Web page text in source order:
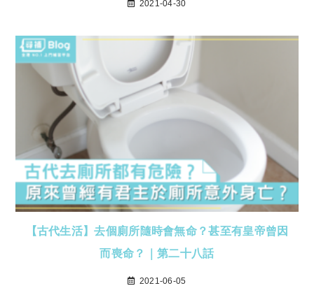
2021-04-30
【古代生活】去個廁所隨時會無命？甚至有皇帝曾因
而喪命？｜第二十八話
2021-06-05